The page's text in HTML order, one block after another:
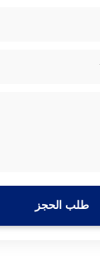
طلب الحجز